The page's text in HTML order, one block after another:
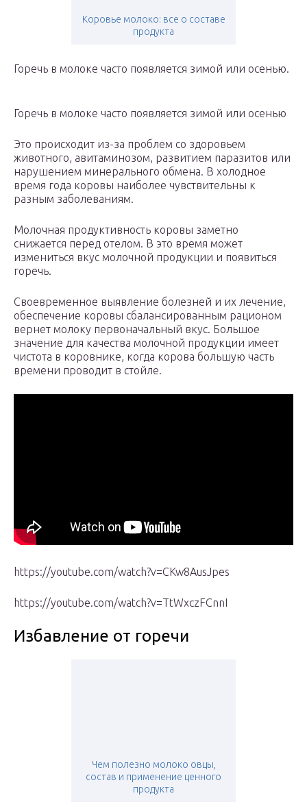
Коровье молоко: все о составе
продукта
Горечь в молоке часто появляется зимой или осенью.
Горечь в молоке часто появляется зимой или осенью
Это происходит из-за проблем со здоровьем
животного, авитаминозом, развитием паразитов или
нарушением минерального обмена. В холодное
время года коровы наиболее чувствительны к
разным заболеваниям.
Молочная продуктивность коровы заметно
снижается перед отелом. В это время может
измениться вкус молочной продукции и появиться
горечь.
Своевременное выявление болезней и их лечение,
обеспечение коровы сбалансированным рационом
вернет молоку первоначальный вкус. Большое
значение для качества молочной продукции имеет
чистота в коровнике, когда корова большую часть
времени проводит в стойле.
https://youtube.com/watch?v=CKw8AusJpes
https://youtube.com/watch?v=TtWxczFCnnI
Избавление от горечи
Чем полезно молоко овцы,
состав и применение ценного
продукта